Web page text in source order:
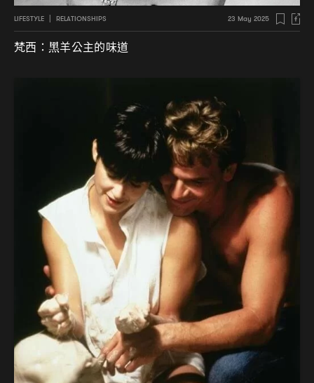
LIFESTYLE RELATIONSHIPS 23 May 2025
梵西 ： 黑羊公主的味道